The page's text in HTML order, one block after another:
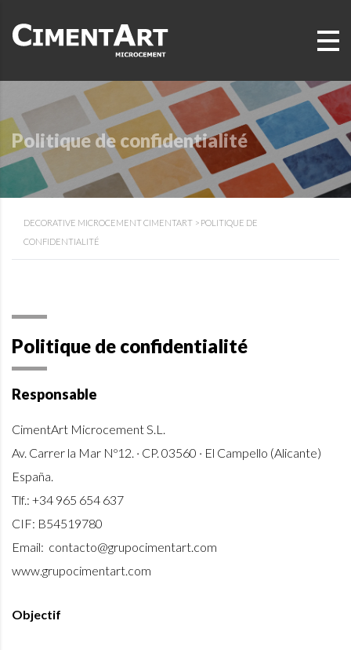
Politique de confidentialité
DECORATIVE MICROCEMENT CIMENTART > POLITIQUE DE
CONFIDENTIALITÉ
Politique de confidentialité
Responsable
CimentArt Microcement S.L.
Av. Carrer la Mar Nº12. · CP. 03560 · El Campello (Alicante)
España.
Tlf.: +34 965 654 637
CIF: B54519780
Email: contacto@grupocimentart.com
www.grupocimentart.com
Objectif